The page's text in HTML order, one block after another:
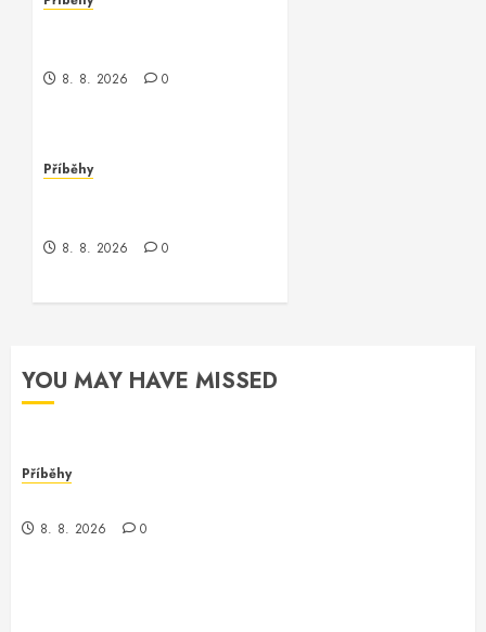
8. 8. 2026 0
Příběhy
8. 8. 2026 0
YOU MAY HAVE MISSED
Příběhy
8. 8. 2026 0